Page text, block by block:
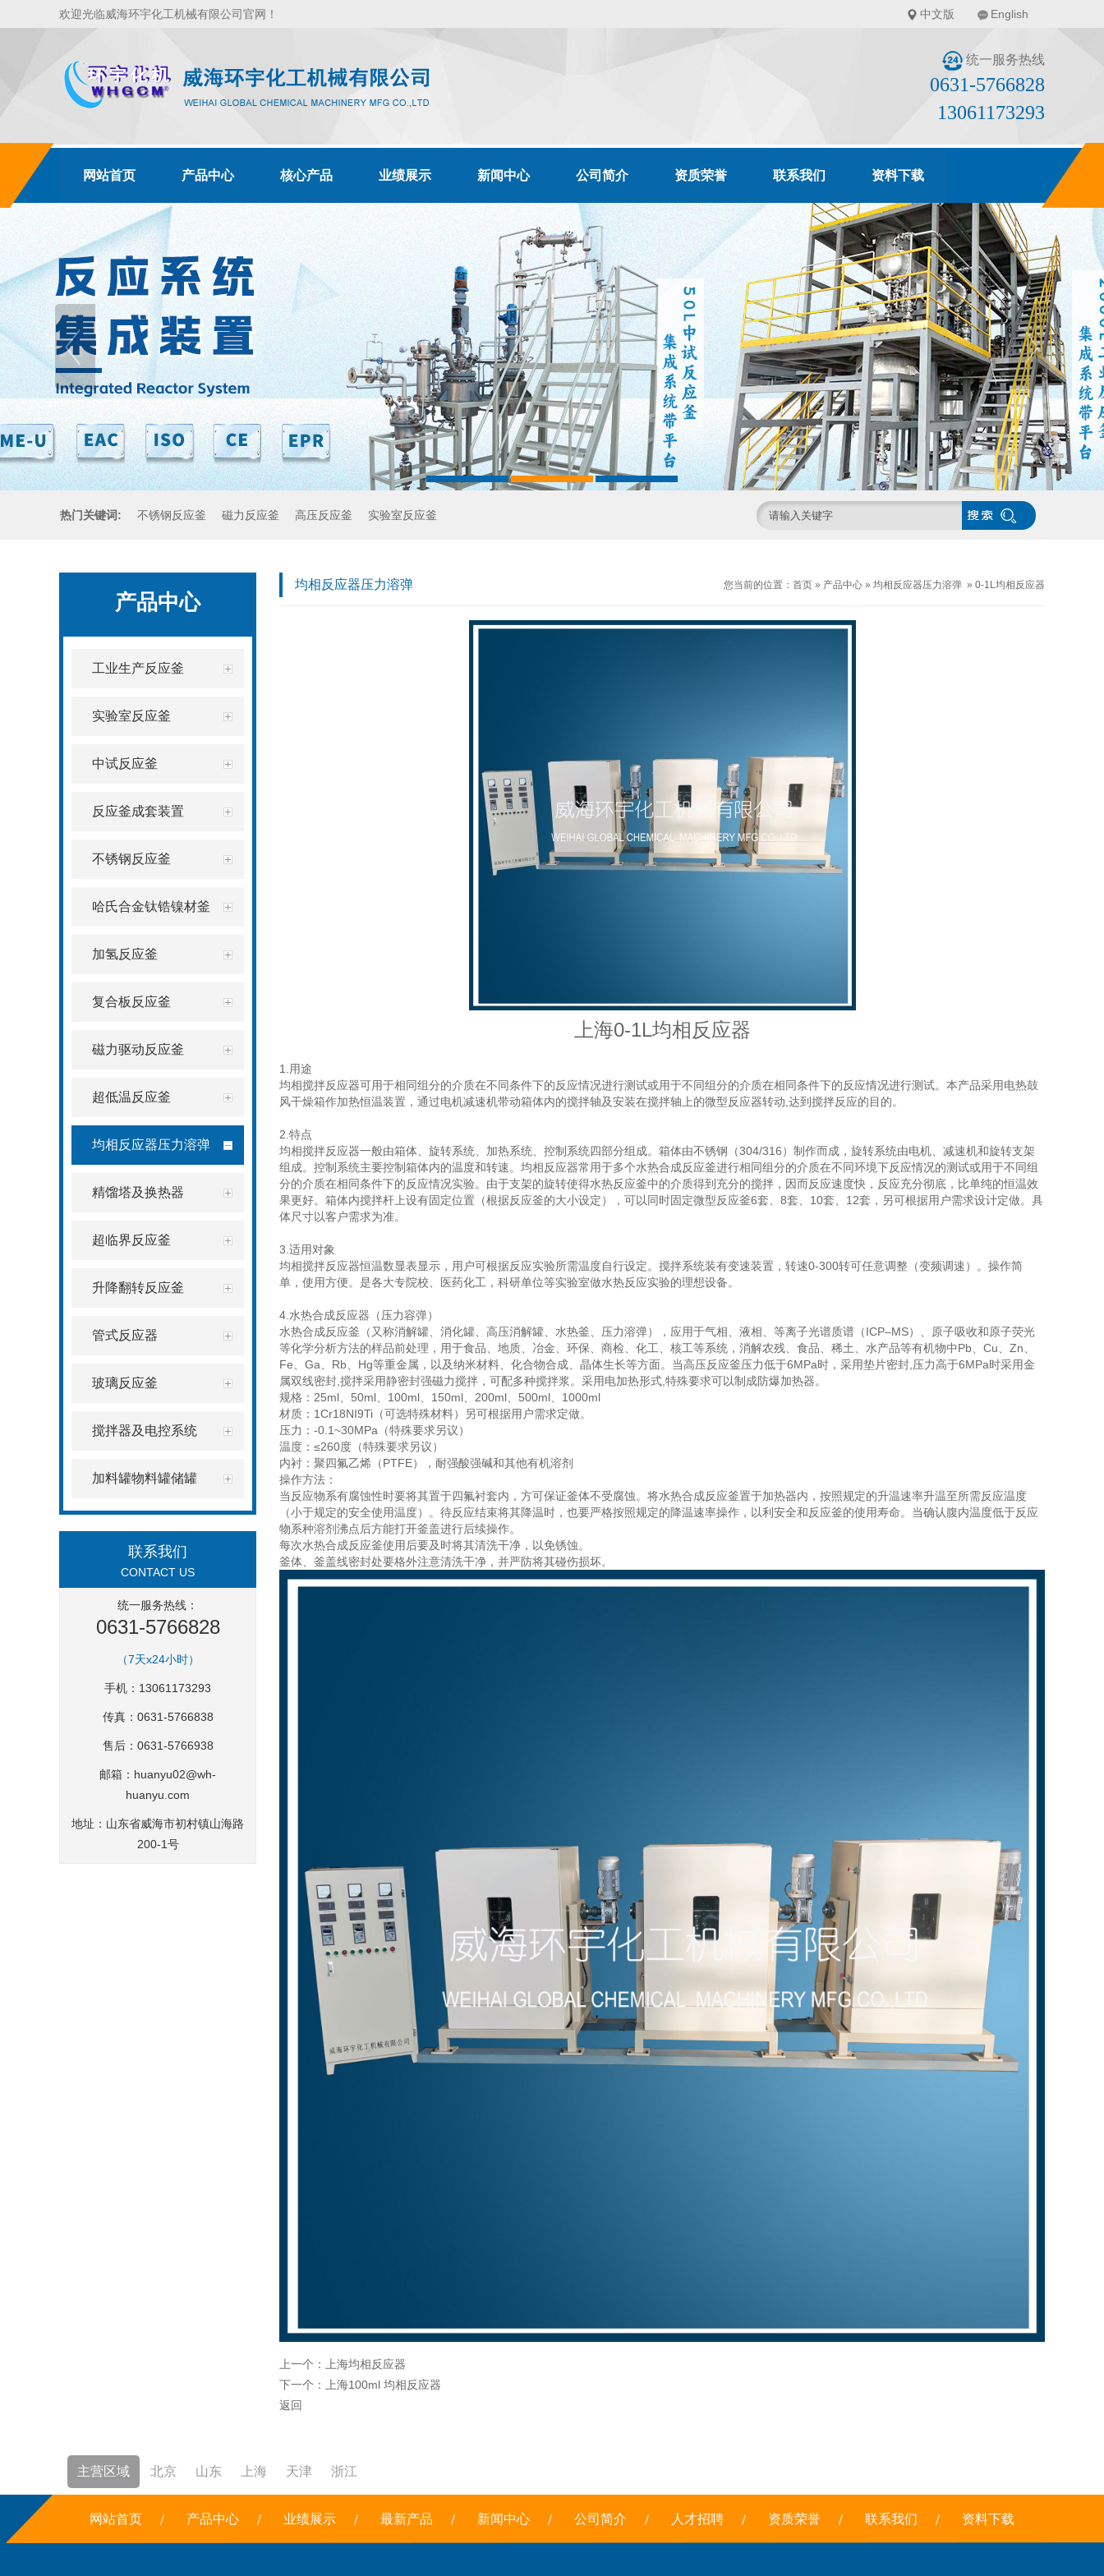
欢迎光临威海环宇化工机械有限公司官网！ 中文版 English
统一服务热线
0631-5766828
13061173293
网站首页 产品中心 核心产品 业绩展示 新闻中心 公司简介 资质荣誉 联系我们 资料下载
热门关键词: 不锈钢反应釜 磁力反应釜 高压反应釜 实验室反应釜
产品中心
工业生产反应釜
实验室反应釜
中试反应釜
反应釜成套装置
不锈钢反应釜
哈氏合金钛锆镍材釜
加氢反应釜
复合板反应釜
磁力驱动反应釜
超低温反应釜
均相反应器压力溶弹
精馏塔及换热器
超临界反应釜
升降翻转反应釜
管式反应器
玻璃反应釜
搅拌器及电控系统
加料罐物料罐储罐
联系我们
CONTACT US
统一服务热线：
0631-5766828
（7天x24小时）
手机：13061173293
传真：0631-5766838
售后：0631-5766938
邮箱： huanyu02@wh-
huanyu.com
地址：山东省威海市初村镇山海路
200-1号
均相反应器压力溶弹 您当前的位置： 首页 » 产品中心 » 均相反应器压力溶弹 » 0-1L均相反应器
上海0-1L均相反应器
1. 用途
均相搅拌反应器可用于相同组分的介质在不同条件下的反应情况进行测试或用于不同组分的介质在相同条件下的反应情况进行测试。本产品采用电热鼓
风干燥箱作加热恒温装置，通过电机减速机带动箱体内的搅拌轴及安装在搅拌轴上的微型反应器转动 达到搅拌反应的目的。
2. 特点
均相搅拌反应器一般由箱体、旋转系统、加热系统、控制系统四部分组成。箱体由不锈钢（304/316）制作而成，旋转系统由电机、减速机和旋转支架
组成。控制系统主要控制箱体内的温度和转速。均相反应器常用于多个水热合成反应釜进行相同组分的介质在不同环境下反应情况的测试或用于不同组
分的介质在相同条件下的反应情况实验。由于支架的旋转使得水热反应釜中的介质得到充分的搅拌，因而反应速度快，反应充分彻底，比单纯的恒温效
果更好。箱体内搅拌杆上设有固定位置（根据反应釜的大小设定），可以同时固定微型反应釜6套、 8套、 10套、 12套，另可根据用户需求设计定做。具
体尺寸以客户需求为准。
3. 适用对象
均相搅拌反应器恒温数显表显示，用户可根据反应实验所需温度自行设定。搅拌系统装有变速装置，转速0-300转可任意调整（变频调速）。操作简
单，使用方便。是各大专院校、医药化工，科研单位等实验室做水热反应实验的理想设备。
4. 水热合成反应器（压力容弹）
水热合成反应釜（又称消解罐、消化罐、高压消解罐、水热釜、压力溶弹），应用于气相、液相、等离子光谱质谱（ICP–MS）、原子吸收和原子荧光
等化学分析方法的样品前处理，用于食品、地质、冶金、环保、商检、化工、核工等系统，消解农残、食品、稀土、水产品等有机物中Pb Cu Zn
Fe
Ga Rb Hg等重金属，以及纳米材料、化合物合成、晶体生长等方面。当高压反应釜压力低于6MPa时，采用垫片密封 压力高于6MPa时采用金
属双线密封 搅拌采用静密封强磁力搅拌，可配多种搅拌浆。采用电加热形式 特殊要求可以制成防爆加热器。
规格： 25ml 50ml 100ml 150ml 200ml 500ml
1000ml
材质： 1Cr18NI9Ti （可选特殊材料）另可根据用户需求定做。
压力： -0.1~30MPa （特殊要求另议）
温度：≤260度（特殊要求另议）
内衬：聚四氟乙烯（PTFE），耐强酸强碱和其他有机溶剂
操作方法：
当反应物系有腐蚀性时要将其置于四氟衬套内，方可保证釜体不受腐蚀。将水热合成反应釜置于加热器内，按照规定的升温速率升温至所需反应温度
（小于规定的安全使用温度）。待反应结束将其降温时，也要严格按照规定的降温速率操作，以利安全和反应釜的使用寿命。当确认腹内温度低于反应
物系种溶剂沸点后方能打开釜盖进行后续操作。
每次水热合成反应釜使用后要及时将其清洗干净，以免锈蚀。
釜体、釜盖线密封处要格外注意清洗干净，并严防将其碰伤损坏。
上一个：
上海均相反应器
下一个：
上海100ml 均相反应器
返回
主营区域 北京 山东 上海 天津 浙江
网站首页 产品中心 业绩展示 最新产品 新闻中心 公司简介 人才招聘 资质荣誉 联系我们 资料下载
焚烧炉 铣边机 干冰 露点仪 三恒系统